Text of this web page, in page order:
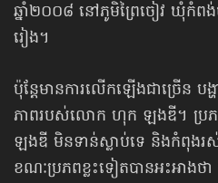
ឆ្នាំ​២០០៨​ នៅ​ភូមិ​ព្រៃ​ចៀវ ឃុំ​កំព
រៀង។
ប៉ុន្តែមានការលើកឡើងជាច្រើន
ភាពរបស់លោក ហុក ឡងឌី។ ប្រភ
ឡងឌី មិនទាន់ស្លាប់ទេ និងកំពុងរ
ខណៈប្រភពខ្លះទៀត​បានអះអាង